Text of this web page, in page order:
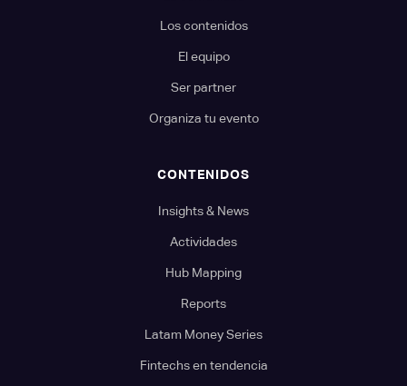
Los contenidos
El equipo
Ser partner
Organiza tu evento
CONTENIDOS
Insights & News
Actividades
Hub Mapping
Reports
Latam Money Series
Fintechs en tendencia